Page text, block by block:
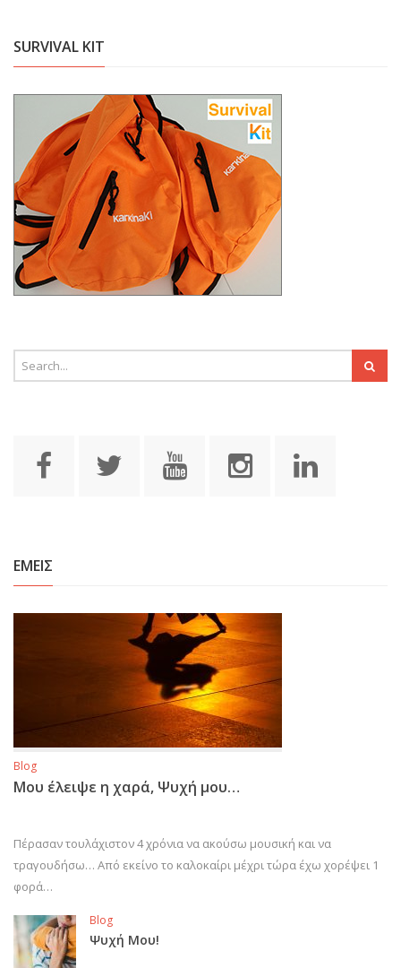
SURVIVAL KIT
ΕΜΕΙΣ
Blog
Μου έλειψε η χαρά, Ψυχή μου…
Πέρασαν τουλάχιστον 4 χρόνια να ακούσω μουσική και να
τραγουδήσω… Από εκείνο το καλοκαίρι μέχρι τώρα έχω χορέψει 1
φορά…
Blog
Ψυχή Μου!